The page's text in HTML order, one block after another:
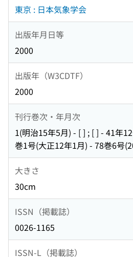
東京 : 日本気象学会
出版年月日等
2000
出版年（W3CDTF）
2000
刊行巻次・年月次
1(明治15年5月) - [ ] ; [ ] - 41年
巻1号(大正12年1月) - 78巻6号
大きさ
30cm
ISSN（掲載誌）
0026-1165
ISSN-L（掲載誌）